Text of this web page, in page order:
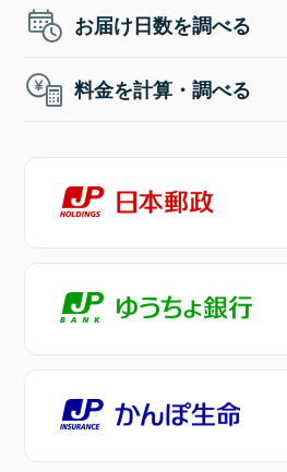
お届け日数を調べる
料金を計算・調べる